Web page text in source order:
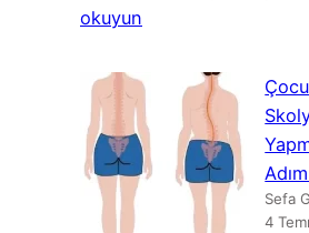
okuyun
Spor:
Hangi
Sporlar
Güvenli,
Hangileri
Sefa
4